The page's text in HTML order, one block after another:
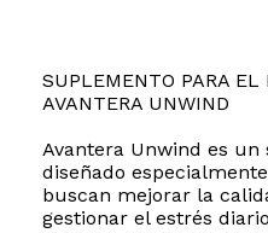
SUPLEMENTO PARA EL
AVANTERA UNWIND
Avantera Unwind es
diseñado
buscan mejorar la
gestionar el estrés